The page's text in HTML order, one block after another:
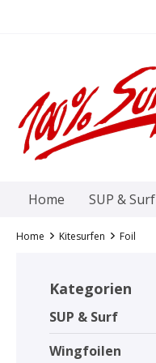
Home SUP & Surf
Home Kitesurfen Foil
Kategorien
SUP & Surf
Wingfoilen